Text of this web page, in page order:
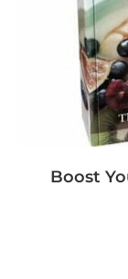
Boost